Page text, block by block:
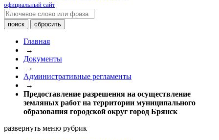
официальный сайт
Главная
→
Документы
→
Административные регламенты
→
Предоставление разрешения на осуществление
земляных работ на территории муниципального
образования городской округ город Брянск
развернуть меню рубрик